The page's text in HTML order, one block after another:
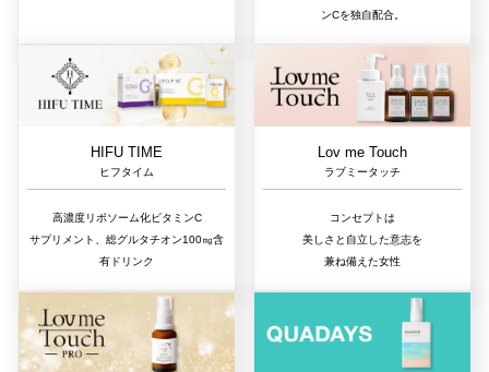
ンCを独自配合。
HIFU TIME
ヒフタイム
高濃度リポソーム化ビタミンC
サプリメント、総グルタチオン100㎎含
有ドリンク
Lov me Touch
ラブミータッチ
コンセプトは
美しさと自立した意志を
兼ね備えた女性